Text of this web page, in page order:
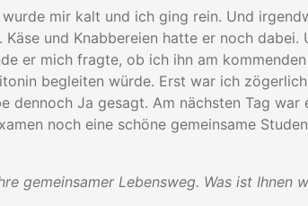
wurde mir kalt und ich ging rein. Und
und Knabbereien hatte er noch dabei.
er mich fragte, ob ich ihn am
begleiten würde. Erst war ich
dennoch Ja gesagt. Am nächsten Tag war
noch eine schöne gemeinsame
gemeinsamer Lebensweg. Was ist Ihnen